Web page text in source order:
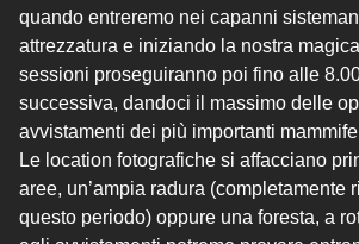
quando entreremo nei capanni
attrezzatura e iniziando la nostra
sessioni proseguiranno poi fino alle
successiva, dandoci il massimo delle
avvistamenti dei più importanti
Le location fotografiche si affacciano
aree, un’ampia radura (completamente
questo periodo) oppure una foresta, a